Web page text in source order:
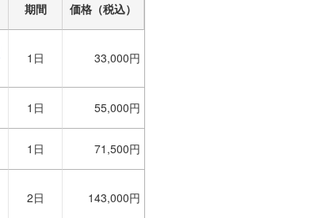
期間 価格（税込）
1日 33,000円
1日 55,000円
1日 71,500円
2日 143,000円